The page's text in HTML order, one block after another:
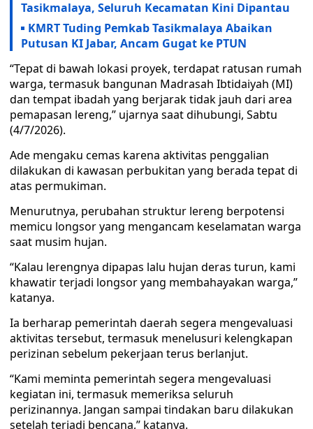
Tasikmalaya, Seluruh Kecamatan Kini Dipantau
KMRT Tuding Pemkab Tasikmalaya Abaikan
Putusan KI Jabar, Ancam Gugat ke PTUN
“Tepat di bawah lokasi proyek, terdapat ratusan rumah
warga, termasuk bangunan Madrasah Ibtidaiyah (MI)
dan tempat ibadah yang berjarak tidak jauh dari area
pemapasan lereng,” ujarnya saat dihubungi, Sabtu
(4/7/2026).
Ade mengaku cemas karena aktivitas penggalian
dilakukan di kawasan perbukitan yang berada tepat di
atas permukiman.
Menurutnya, perubahan struktur lereng berpotensi
memicu longsor yang mengancam keselamatan warga
saat musim hujan.
“Kalau lerengnya dipapas lalu hujan deras turun, kami
khawatir terjadi longsor yang membahayakan warga,”
katanya.
Ia berharap pemerintah daerah segera mengevaluasi
aktivitas tersebut, termasuk menelusuri kelengkapan
perizinan sebelum pekerjaan terus berlanjut.
“Kami meminta pemerintah segera mengevaluasi
kegiatan ini, termasuk memeriksa seluruh
perizinannya. Jangan sampai tindakan baru dilakukan
setelah terjadi bencana,” katanya.